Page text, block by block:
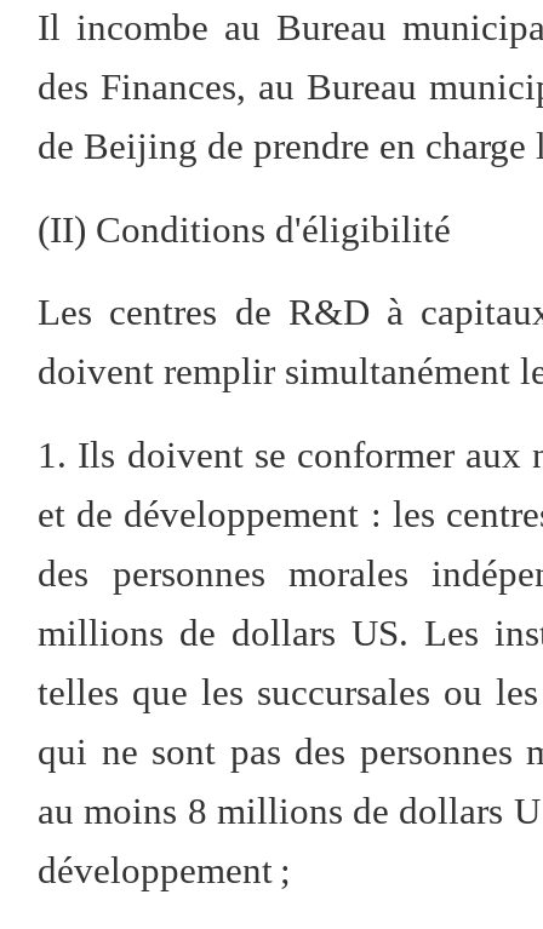
Il incombe au Bureau
des Finances, au Bureau
de Beijing de prendre en charge
(II) Conditions d'éligibilité
Les centres de R&D à
doivent remplir simultanément
1. Ils doivent se conformer aux
et de développement : les
des personnes morales
millions de dollars US. Les
telles que les succursales ou
qui ne sont pas des personnes
au moins 8 millions de dollars
développement ;